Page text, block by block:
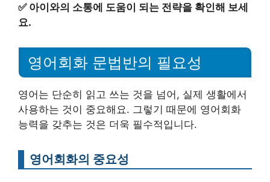
✅ 아이와의 소통에 도움이 되는 전략을 확인해 보세
요.
영어회화 문법반의 필요성
영어는 단순히 읽고 쓰는 것을 넘어, 실제 생활에서
사용하는 것이 중요해요. 그렇기 때문에 영어회화
능력을 갖추는 것은 더욱 필수적입니다.
영어회화의 중요성